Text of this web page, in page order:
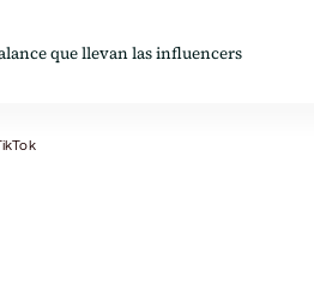
que llevan las influencers